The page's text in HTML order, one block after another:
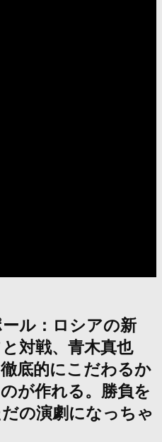
ル：ロシアの新
対戦、青木真也
底的にこだわるか
が作れる。勝負を
の演劇になっちゃ